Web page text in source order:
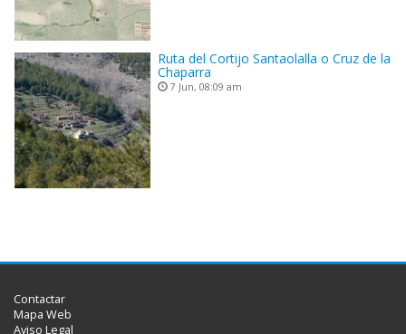
Ruta del Cortijo Santaolalla o Cruz de la
Chaparra
7 Jun, 08:09 am
Contactar
Mapa Web
Aviso Legal